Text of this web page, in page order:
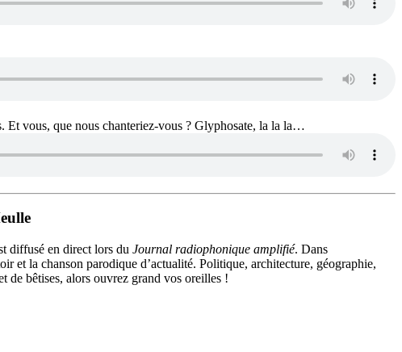
Et vous, que nous chanteriez-vous ? Glyphosate, la la la…
diffusé en direct lors du Journal radiophonique amplifié. Dans
et la chanson parodique d’actualité. Politique, architecture, géographie,
de bêtises, alors ouvrez grand vos oreilles !